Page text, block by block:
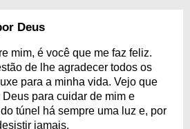
Deus
mim, é você que me faz feliz.
de lhe agradecer todos os
para a minha vida. Vejo que
para cuidar de mim e
túnel há sempre uma luz e, por
jamais.